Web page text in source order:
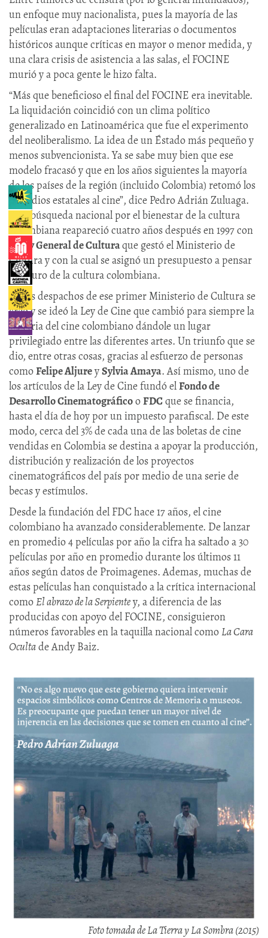
un enfoque muy nacionalista, pues la mayoría de las
películas eran adaptaciones literarias o documentos
históricos aunque críticas en mayor o menor medida, y
una clara crisis de asistencia a las salas, el FOCINE
murió y a poca gente le hizo falta.
“Más que beneficioso el final del FOCINE era inevitable.
La liquidación coincidió con un clima político
generalizado en Latinoamérica que fue el experimento
del neoliberalismo. La idea de un Éstado más pequeño y
menos subvencionista. Ya se sabe muy bien que ese
modelo fracasó y que en los años siguientes la mayoría
de los países de la región (incluido Colombia) retomó los
subsidios estatales al cine”, dice Pedro Adrián Zuluaga.
Esta búsqueda nacional por el bienestar de la cultura
colombiana reapareció cuatro años después en 1997 con
laLey General de Culturaque gestó el Ministerio de
Cultura y con la cual se asignó un presupuesto a pensar
el futuro de la cultura colombiana.
En los despachos de ese primer Ministerio de Cultura se
creó y se ideó la Ley de Cine que cambió para siempre la
historia del cine colombiano dándole un lugar
privilegiado entre las diferentes artes. Un triunfo que se
dio, entre otras cosas, gracias al esfuerzo de personas
comoFelipe AljureySylvia Amaya. Así mismo, uno de
los artículos de la Ley de Cine fundó elFondo de
Desarrollo CinematográficooFDCque se financia,
hasta el día de hoy por un impuesto parafiscal. De este
modo, cerca del 3% de cada una de las boletas de cine
vendidas en Colombia se destina a apoyar la producción,
distribución y realización de los proyectos
cinematográficos del país por medio de una serie de
becas y estímulos.
Desde la fundación del FDC hace 17 años, el cine
colombiano ha avanzado considerablemente. De lanzar
en promedio 4 películas por año la cifra ha saltado a 30
películas por año en promedio durante los últimos 11
años según datos de Proimagenes. Ademas, muchas de
estas películas han conquistado a la crítica internacional
comoEl abrazo de la Serpientey, a diferencia de las
producidas con apoyo del FOCINE, consiguieron
números favorables en la taquilla nacional como La Cara
Ocultade Andy Baiz.
Foto tomada de La Tierra y La Sombra (2015)